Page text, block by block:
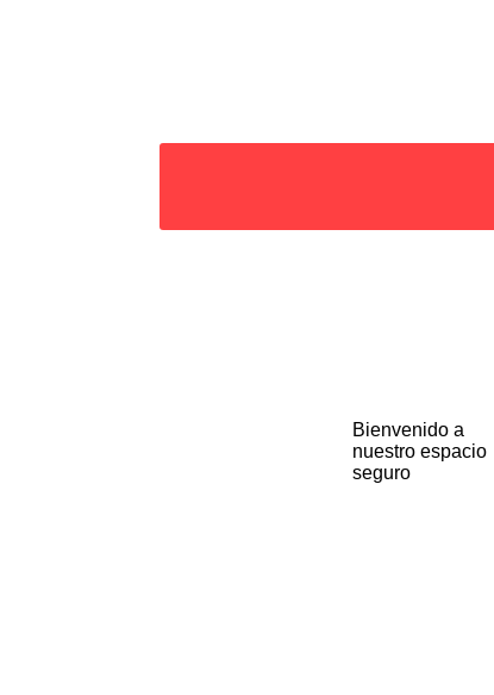
Bienvenido a
nuestro espacio
seguro